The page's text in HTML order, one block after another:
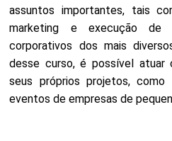
assuntos importantes, tais
marketing e execução de
corporativos dos mais
desse curso, é possível atuar
seus próprios projetos,
eventos de empresas de